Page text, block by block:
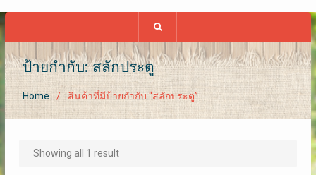
ป้ายกำกับ: สลักประตู
Home สินค้าที่มีป้ายกำกับ “สลักประตู”
Showing all 1 result